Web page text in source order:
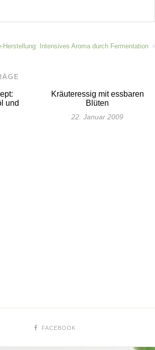
Herstellung: Intensives Aroma durch Fermentation
und
Kräuteressig mit essbaren
Blüten
22. Januar 2009
FACEBOOK